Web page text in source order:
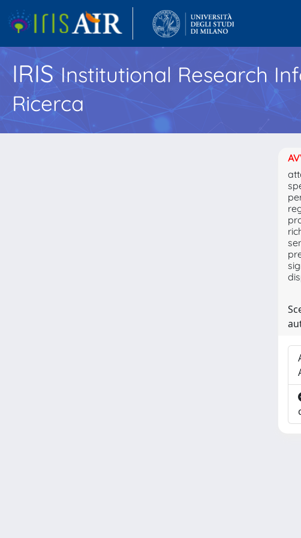
IRISInstitutional Research
Ricerca